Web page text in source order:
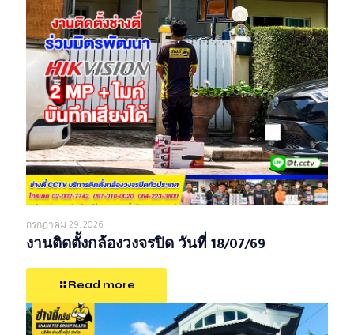
กรกฎาคม 29, 2026
งานติดตั้งกล้องวงจรปิด วันที่ 18/07/69
Read more